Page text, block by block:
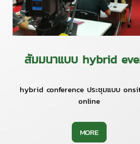
สัมมนาแบบ hybrid
hybrid conference ประชุมแบบ
online
MORE